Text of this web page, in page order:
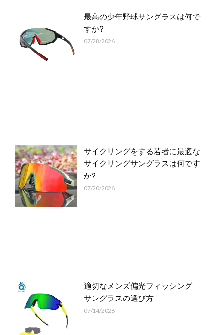
最高の少年野球サングラスは何で
すか?
07/28/2026
サイクリングをする若者に最適な
サイクリングサングラスは何です
か?
07/20/2026
適切なメンズ偏光フィッシング
サングラスの選び方
07/14/2026